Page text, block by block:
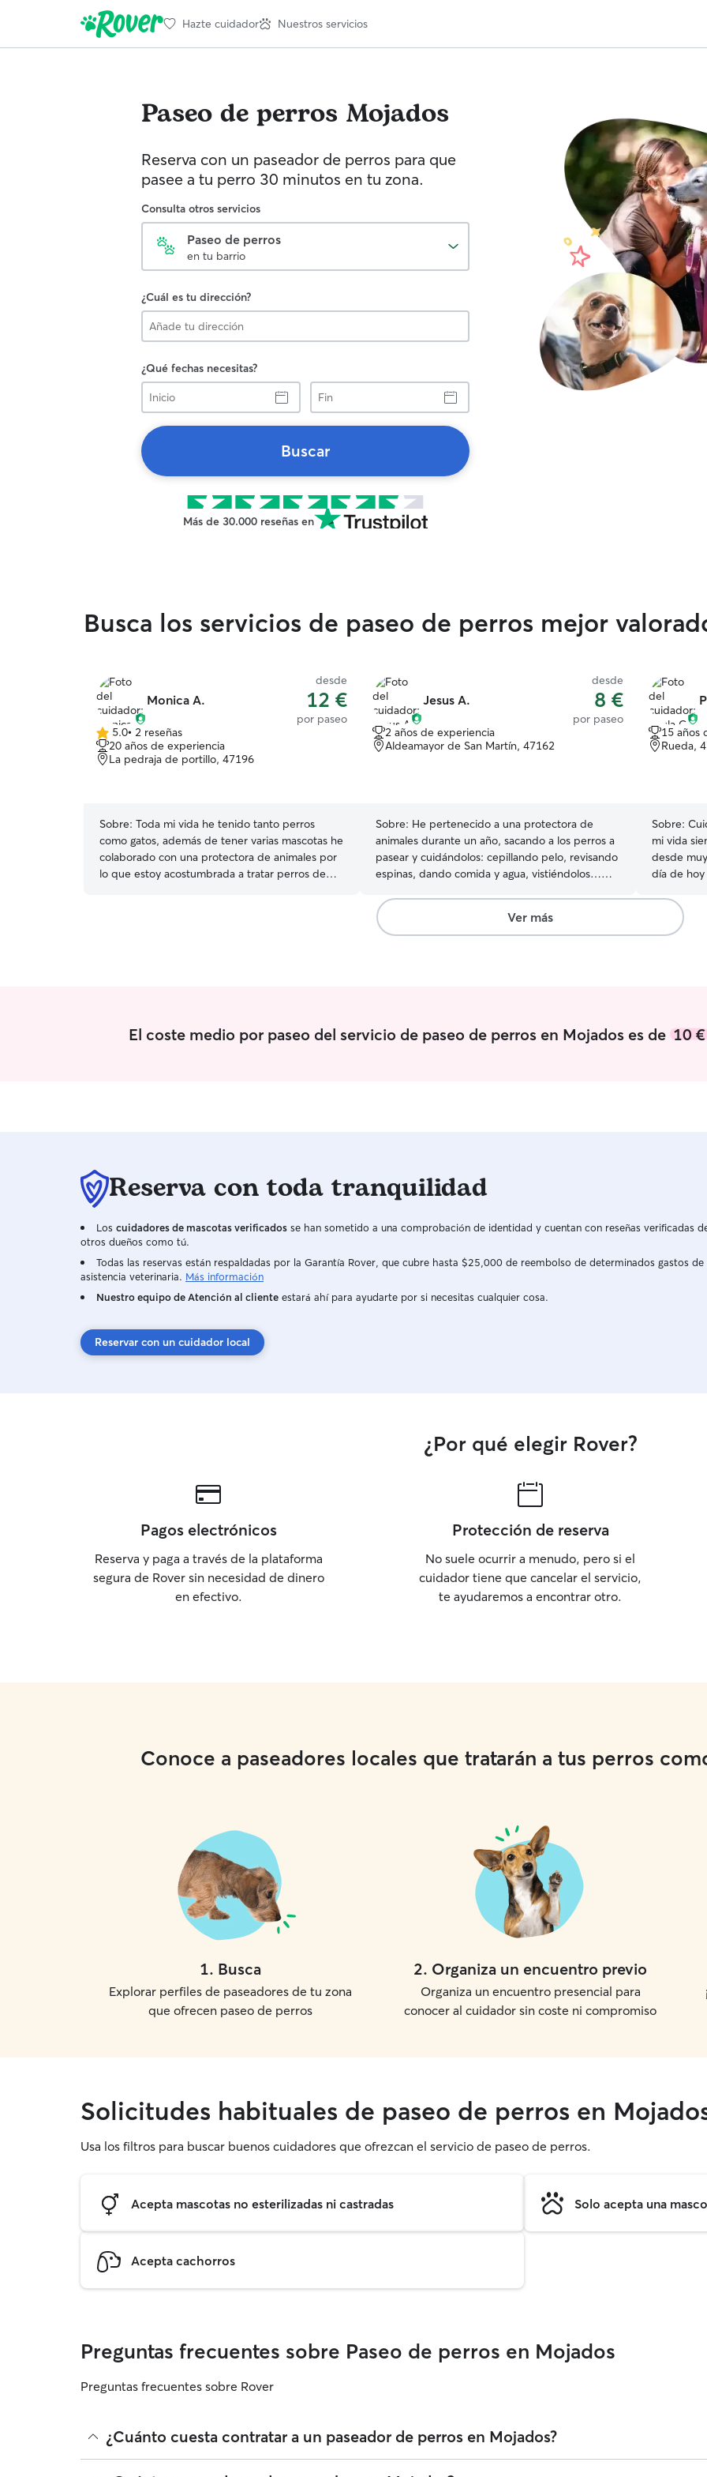
Hazte cuidador Nuestros servicios
Paseo de perros Mojados
Reserva con un paseador de perros para que
pasee a tu perro 30 minutos en tu zona.
Consulta otros servicios
Paseo de perros
en tu barrio
¿Cuál es tu dirección?
¿Qué fechas necesitas?
Inicio
Fin
Buscar
Más de 30.000 reseñas en
Busca los servicios de paseo de perros mejor
Monica A.
desde
12 €
por paseo
5.0
de
5
5.0• 2 reseñas
20 años de experiencia
La pedraja de portillo, 47196
Sobre: Toda mi vida he tenido tanto perros
como gatos, además de tener varias mascotas he
colaborado con una protectora de animales por
lo que estoy acostumbrada a tratar perros de
salud y bienestar del animal. Siempre haré lo
Jesus A.
desde
8 €
por paseo
2 años de experiencia
Aldeamayor de San Martín, 47162
Sobre: He pertenecido a una protectora de
animales durante un año, sacando a los perros a
pasear y cuidándolos: cepillando pelo, revisando
espinas, dando comida y agua, vistiéndolos…
es divertirme haciendo algo que me gusta y
disfrutar de un buen momento rodeado de
animales. Soy un estudiante actualmente de
la casa del dueño con plena confianza y realizar
15 años
Rueda,
Sobre:
mi vida
desde
día de hoy
PPP Trabajo con animales por lo cual podría
darles el
mostrarles
Ver más
El coste medio por paseo del servicio de paseo de perros en Mojados es de10 €
Reserva con toda tranquilidad
Los cuidadores de mascotas verificados se han sometido a una comprobación de identidad y cuentan con reseñas verificadas
otros dueños como tú.
Todas las reservas están respaldadas por la Garantía Rover, que cubre hasta $25,000 de reembolso de determinados gastos de
asistencia veterinaria. Más información
Nuestro equipo de Atención al cliente estará ahí para ayudarte por si necesitas cualquier cosa.
Reservar con un cuidador local
¿Por qué elegir Rover?
Pagos electrónicos
Reserva y paga a través de la plataforma
segura de Rover sin necesidad de dinero
en efectivo.
Protección de reserva
No suele ocurrir a menudo, pero si el
cuidador tiene que cancelar el servicio,
te ayudaremos a encontrar otro.
Conoce a paseadores locales que tratarán a tus perros
1. Busca
Explorar perfiles de paseadores de tu zona
que ofrecen paseo de perros
2. Organiza un encuentro previo
Organiza un encuentro presencial para
conocer al cuidador sin coste ni compromiso
Solicitudes habituales de paseo de perros en
Usa los filtros para buscar buenos cuidadores que ofrezcan el servicio de paseo de perros.
Acepta mascotas no esterilizadas ni castradas Solo acepta una
Acepta cachorros
Preguntas frecuentes sobre Paseo de perros en Mojados
Preguntas frecuentes sobre Rover
¿Cuánto cuesta contratar a un paseador de perros en Mojados?